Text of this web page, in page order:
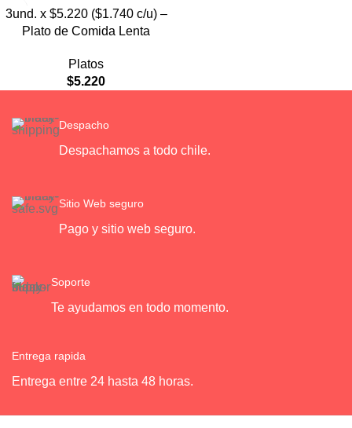
3und. x $5.220 ($1.740 c/u) –
Plato de Comida Lenta
Platos
$5.220
Despacho
Despachamos a todo chile.
Sitio Web seguro
Pago y sitio web seguro.
Soporte
Te ayudamos en todo momento.
Entrega rapida
Entrega entre 24 hasta 48 horas.